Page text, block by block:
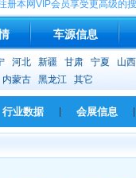
册本网VIP会员享受更高级的
车源信息
河北 新疆 甘肃 宁夏
山西
内蒙古 黑龙江 其它
行业数据 会展信息